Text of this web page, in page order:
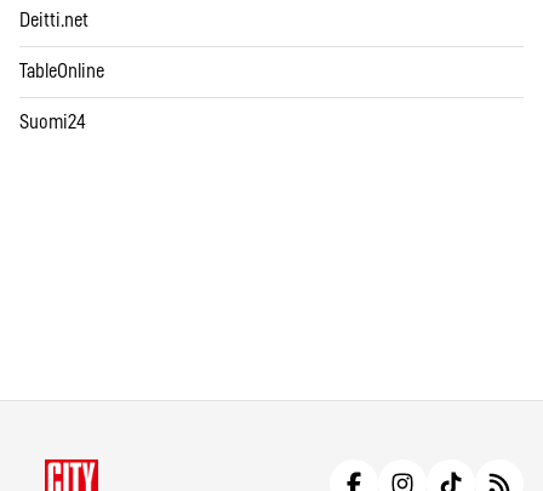
Deitti.net
TableOnline
Suomi24